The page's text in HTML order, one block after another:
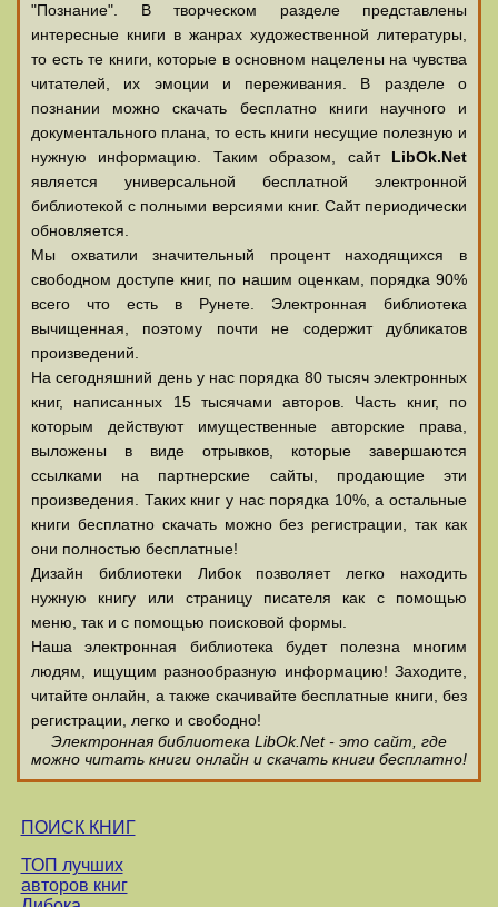
"Познание". В творческом разделе представлены
интересные книги в жанрах художественной литературы,
то есть те книги, которые в основном нацелены на чувства
читателей, их эмоции и переживания. В разделе о
познании можно скачать бесплатно книги научного и
документального плана, то есть книги несущие полезную и
нужную информацию. Таким образом, сайт LibOk.Net
является универсальной бесплатной электронной
библиотекой с полными версиями книг. Сайт периодически
обновляется.
Мы охватили значительный процент находящихся в
свободном доступе книг, по нашим оценкам, порядка 90%
всего что есть в Рунете. Электронная библиотека
вычищенная, поэтому почти не содержит дубликатов
произведений.
На сегодняшний день у нас порядка 80 тысяч электронных
книг, написанных 15 тысячами авторов. Часть книг, по
которым действуют имущественные авторские права,
выложены в виде отрывков, которые завершаются
ссылками на партнерские сайты, продающие эти
произведения. Таких книг у нас порядка 10%, а остальные
книги бесплатно скачать можно без регистрации, так как
они полностью бесплатные!
Дизайн библиотеки Либок позволяет легко находить
нужную книгу или страницу писателя как с помощью
меню, так и с помощью поисковой формы.
Наша электронная библиотека будет полезна многим
людям, ищущим разнообразную информацию! Заходите,
читайте онлайн, а также скачивайте бесплатные книги, без
регистрации, легко и свободно!
Электронная библиотека LibOk.Net - это сайт, где
можно читать книги онлайн и скачать книги бесплатно!
ПОИСК КНИГ
ТОП лучших
авторов книг